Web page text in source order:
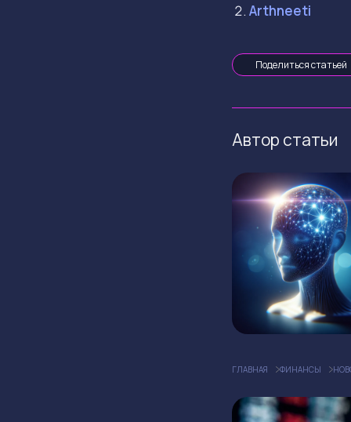
Arthneeti
Поделиться статьей
Автор статьи
ГЛАВНАЯ ФИНАНСЫ